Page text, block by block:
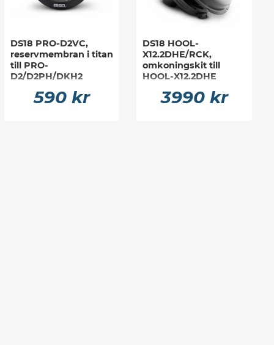
DS18 PRO-D2VC,
reservmembran i titan
till PRO-
D2/D2PH/DKH2
590 kr
DS18 HOOL-
X12.2DHE/RCK,
omkoningskit till
HOOL-X12.2DHE
3990 kr